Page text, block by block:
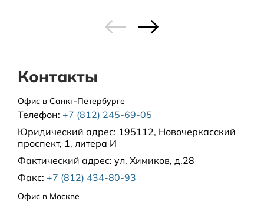
Контакты
Офис в Санкт-Петербурге
Телефон: +7 (812) 245-69-05
Юридический адрес: 195112, Новочеркасский
проспект, 1, литера И
Фактический адрес: ул. Химиков, д.28
Факс: +7 (812) 434-80-93
Офис в Москве